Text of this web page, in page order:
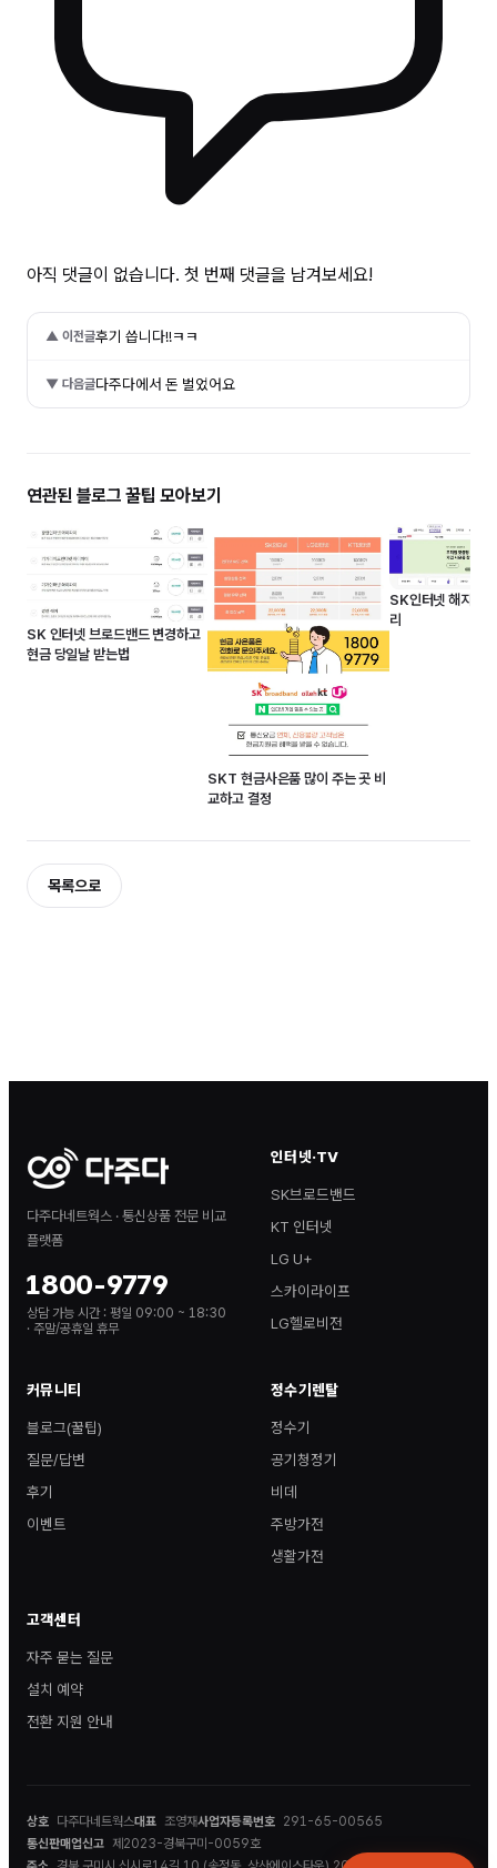
아직 댓글이 없습니다. 첫 번째 댓글을 남겨보세요!
▲ 이전글후기 씁니다!!ㅋㅋ
▼ 다음글다주다에서 돈 벌었어요
연관된 블로그 꿀팁 모아보기
SK 인터넷 브로드밴드 변경하고
현금 당일날 받는법
SKT 현금사은품 많이 주는 곳 비
교하고 결정
SK인터넷 해지 방
리
목록으로
다주다네트웍스 · 통신상품 전문 비교
플랫폼
1800-9779
상담 가능 시간 : 평일 09:00 ~ 18:30
· 주말/공휴일 휴무
인터넷·TV
SK브로드밴드
KT 인터넷
LG U+
스카이라이프
LG헬로비전
커뮤니티
블로그(꿀팁)
질문/답변
후기
이벤트
정수기렌탈
정수기
공기청정기
비데
주방가전
생활가전
고객센터
자주 묻는 질문
설치 예약
전환 지원 안내
상호 다주다네트웍스대표 조영재사업자등록번호 291-65-00565
통신판매업신고 제2023-경북구미-0059호